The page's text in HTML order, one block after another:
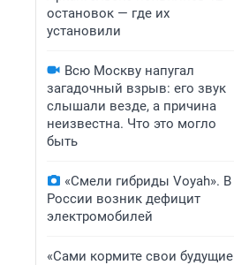
остановок — где их
установили
Всю Москву напугал
загадочный взрыв: его звук
слышали везде, а причина
неизвестна. Что это могло
быть
«Смели гибриды Voyah». В
России возник дефицит
электромобилей
«Сами кормите свои будущие